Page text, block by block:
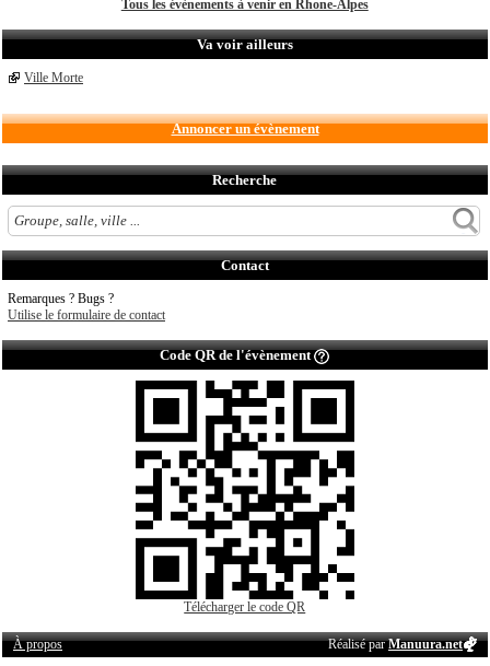
Tous les évènements à venir en Rhone-Alpes
Va voir ailleurs
Ville Morte
Annoncer un évènement
Recherche
Contact
Remarques ? Bugs ?
Utilise le formulaire de contact
Code QR de l'évènement
Télécharger le code QR
À propos Réalisé parManuura.net